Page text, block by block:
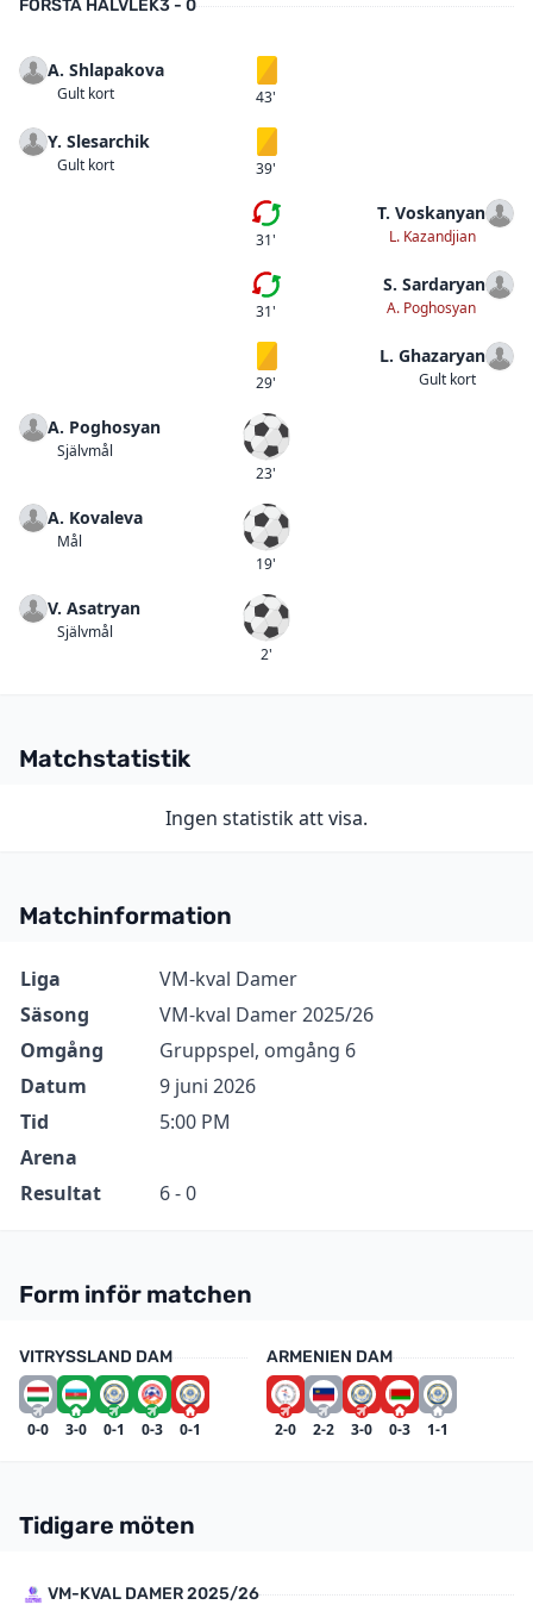
FÖRSTA HALVLEK3 - 0
A. Shlapakova
Gult kort
Gult kort
43'
Y. Slesarchik
Gult kort
Gult kort
39'
Andra bytet
31'
T. Voskanyan
L. Kazandjian
Första bytet
31'
S. Sardaryan
A. Poghosyan
Gult kort
29'
L. Ghazaryan
Gult kort
A. Poghosyan
Självmål Självmål
23'
A. Kovaleva
Mål Mål
19'
V. Asatryan
Självmål Självmål
2'
Matchstatistik
Ingen statistik att visa.
Matchinformation
Information Värde
Liga
VM-kval Damer
Säsong
VM-kval Damer 2025/26
Omgång
Gruppspel, omgång 6
Datum
9 juni 2026
Tid
5:00 PM
Arena
Resultat
6 - 0
Form inför matchen
VITRYSSLAND DAM
0-0 3-0 0-1 0-3 0-1
ARMENIEN DAM
2-0 2-2 3-0 0-3 1-1
Tidigare möten
VM-KVAL DAMER 2025/26